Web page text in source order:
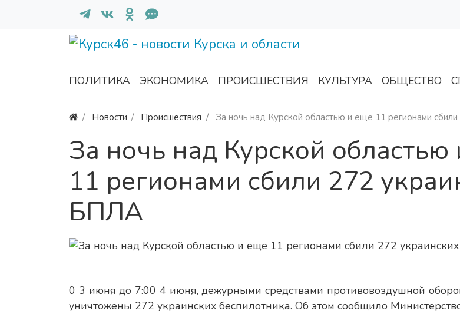
ПОЛИТИКА ЭКОНОМИКА ПРОИСШЕСТВИЯ КУЛЬТУРА ОБЩЕСТВО
Новости Происшествия За ночь над Курской областью и еще 11 регионами
За ночь над Курской
11 регионами сбили 272
БПЛА
0 3 июня до 7:00 4 июня, дежурными средствами противовоздушной
уничтожены 272 украинских беспилотника. Об этом сообщило